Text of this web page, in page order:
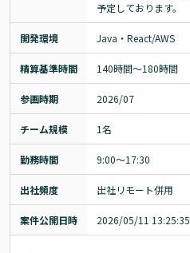
予定しております。
開発環境 Java・React/AWS
精算基準時間 140時間〜180時間
参画時期 2026/07
チーム規模 1名
勤務時間 9:00～17:30
出社頻度 出社リモート併用
案件公開日時 2026/05/11 13:25:35